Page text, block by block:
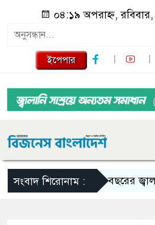
০৪:১৯ অপরাহ্ন,
ইপেপার
সংবাদ শিরোনাম :১০ বছরের জ্বালানি